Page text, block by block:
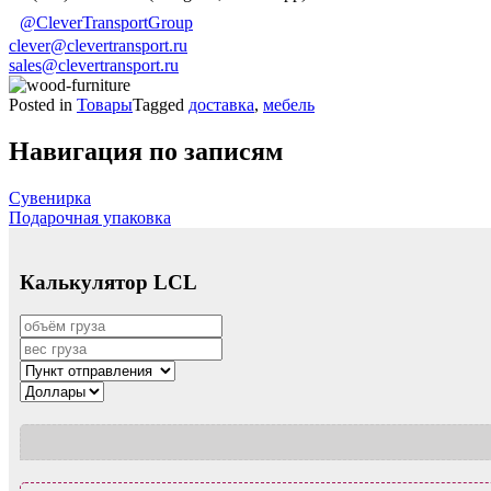
@CleverTransportGroup
clever@clevertransport.ru
sales@clevertransport.ru
Posted in ТоварыTagged доставка, мебель
Навигация по записям
Сувенирка
Подарочная упаковка
Калькулятор LCL